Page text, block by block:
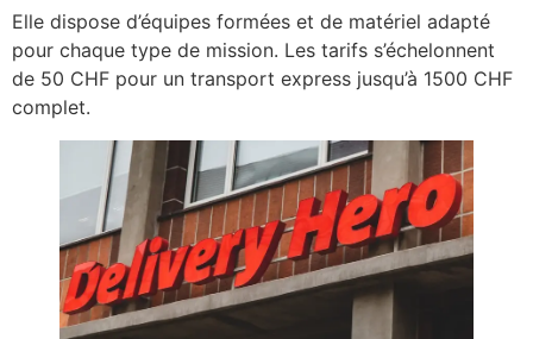
Elle dispose d’équipes formées et de matériel adapté
pour chaque type de mission. Les tarifs s’échelonnent
de 50 CHF pour un transport express jusqu’à 1500 CHF
complet.